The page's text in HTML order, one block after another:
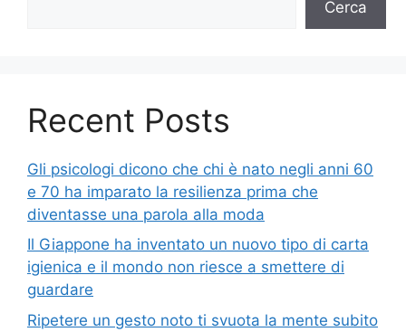
Cerca
Recent Posts
Gli psicologi dicono che chi è nato negli anni 60
e 70 ha imparato la resilienza prima che
diventasse una parola alla moda
Il Giappone ha inventato un nuovo tipo di carta
igienica e il mondo non riesce a smettere di
guardare
Ripetere un gesto noto ti svuota la mente subito